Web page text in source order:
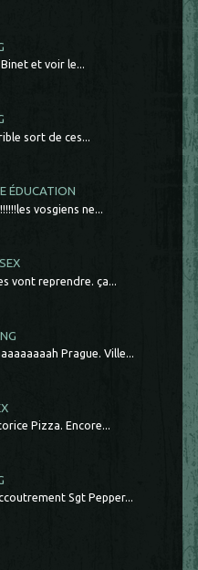
et voir le...
sort de ces...
ÉDUCATION
vosgiens ne...
vont reprendre. ça...
Prague. Ville...
Pizza. Encore...
Sgt Pepper...